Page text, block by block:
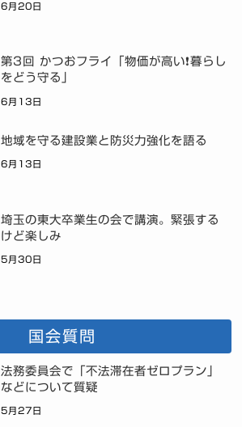
6月20日
第3回 かつおフライ「物価が高い❗暮らし
をどう守る」
6月13日
地域を守る建設業と防災力強化を語る
6月13日
埼玉の東大卒業生の会で講演。緊張する
けど楽しみ
5月30日
国会質問
法務委員会で「不法滞在者ゼロプラン」
などについて質疑
5月27日